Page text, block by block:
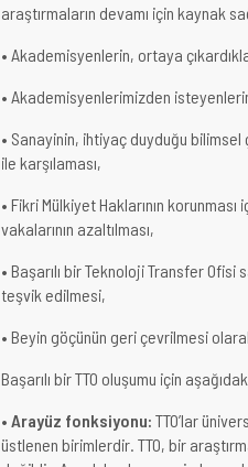
araştırmaların devamı için kaynak
• Akademisyenlerin, ortaya
• Akademisyenlerimizden
• Sanayinin, ihtiyaç duyduğu bilimsel
ile karşılaması,
• Fikri Mülkiyet Haklarının
vakalarının azaltılması,
• Başarılı bir Teknoloji Transfer
teşvik edilmesi,
• Beyin göçünün geri çevrilmesi
Başarılı bir TTO oluşumu için
• Arayüz fonksiyonu: TTO’lar
üstlenen birimlerdir. TTO, bir